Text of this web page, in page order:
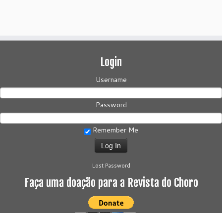
Login
Username
Password
Remember Me
Lost Password
Faça uma doação para a Revista do Choro